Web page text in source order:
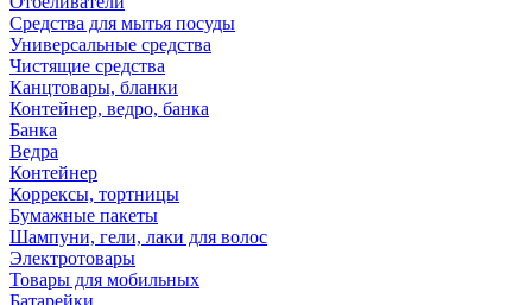
Средства для мытья посуды
Универсальные средства
Чистящие средства
Канцтовары, бланки
Контейнер, ведро, банка
Банка
Ведра
Контейнер
Коррексы, тортницы
Бумажные пакеты
Шампуни, гели, лаки для волос
Электротовары
Товары для мобильных
Батарейки